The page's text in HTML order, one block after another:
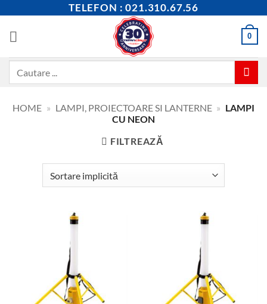
content
TELEFON : 021.310.67.56
0
HOME » LAMPI, PROIECTOARE SI LANTERNE » LAMPI
CU NEON
FILTREAZĂ